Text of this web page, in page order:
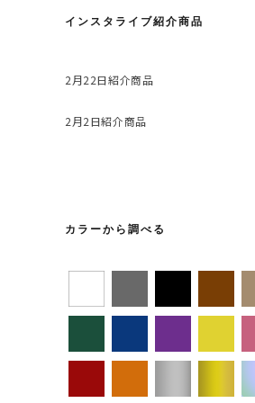
インスタライブ紹介商品
2月22日紹介商品
2月2日紹介商品
カラーから調べる